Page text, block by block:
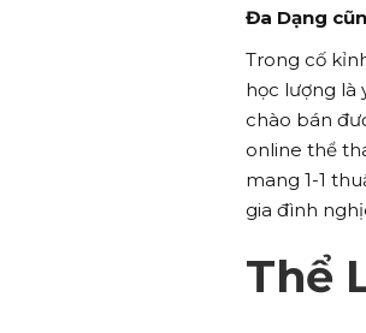
Đa Dạng
Trong cố
học lượng là
chào bán
online thể
mang 1-1
gia đình
Thể